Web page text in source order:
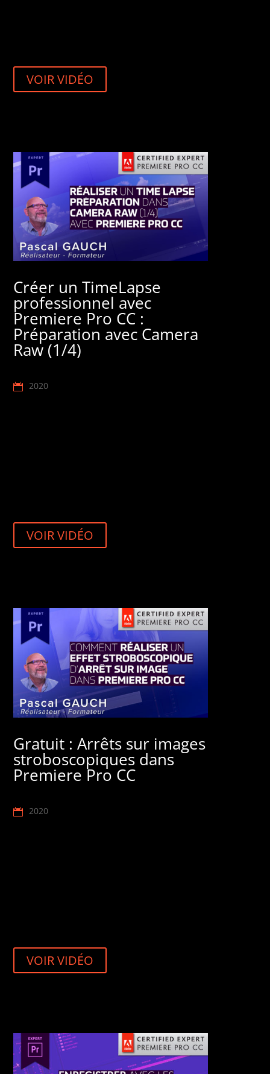
VOIR VIDÉO
Créer un TimeLapse
professionnel avec
Premiere Pro CC :
Préparation avec Camera
Raw (1/4)
2020
VOIR VIDÉO
Gratuit : Arrêts sur images
stroboscopiques dans
Premiere Pro CC
2020
VOIR VIDÉO